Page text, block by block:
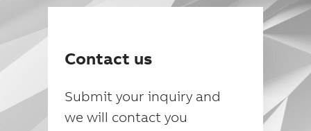
Contact us
Submit your inquiry and
we will contact you